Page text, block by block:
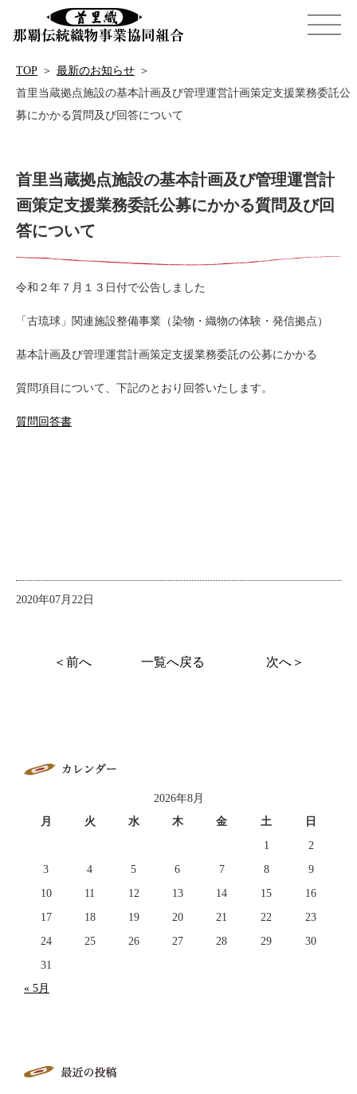
TOP ＞ 最新のお知らせ ＞
首里当蔵拠点施設の基本計画及び管理運営計画策定支援業務委託公
募にかかる質問及び回答について
首里当蔵拠点施設の基本計画及び管理運営計
画策定支援業務委託公募にかかる質問及び回
答について
令和２年７月１３日付で公告しました
「古琉球」関連施設整備事業（染物・織物の体験・発信拠点）
基本計画及び管理運営計画策定支援業務委託の公募にかかる
質問項目について、下記のとおり回答いたします。
質問回答書
2020年07月22日
＜前へ 一覧へ戻る 次へ＞
2026年8月
月
火 水 木 金 土
日
1
2
3
4 5 6 7 8
9
10
11 12 13 14 15
16
17
18 19 20 21 22
23
24
25 26 27 28 29
30
31
« 5月